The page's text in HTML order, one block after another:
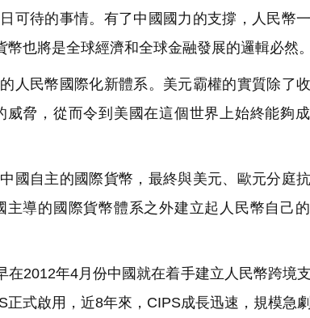
可待的事情。有了中國國力的支撐，人民幣
也將是全球經濟和全球金融發展的邏輯必然
人民幣國際化新體系。美元霸權的實質除了
脅，從而令到美國在這個世界上始終能夠
國自主的國際貨幣，最終與美元、歐元分庭
導的國際貨幣體系之外建立起人民幣自己
2012年4月份中國就在着手建立人民幣跨境
式啟用，近8年來，CIPS成長迅速，規模急